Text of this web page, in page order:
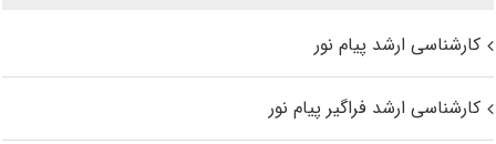
کارشناسی ارشد پیام نور
کارشناسی ارشد فراگیر پیام نور